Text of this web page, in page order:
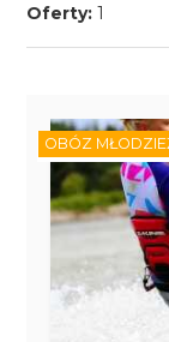
Oferty: 1
OBÓZ